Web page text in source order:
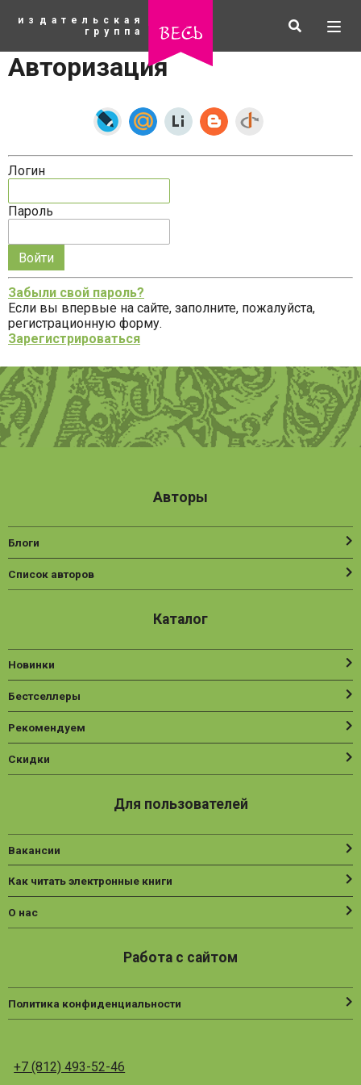
основному
издательская
группа
весь Искать
рубрики
Авторизация
Логин
Пароль
Запомнить
меня
на
этом
компьютере
Забыли свой пароль?
Если вы впервые на сайте, заполните, пожалуйста,
регистрационную форму.
Зарегистрироваться
Авторы
Блоги
Список авторов
Каталог
Новинки
Бестселлеры
Рекомендуем
Скидки
Для пользователей
Вакансии
Как читать электронные книги
О нас
Работа с сайтом
Политика конфиденциальности
+7 (812) 493-52-46